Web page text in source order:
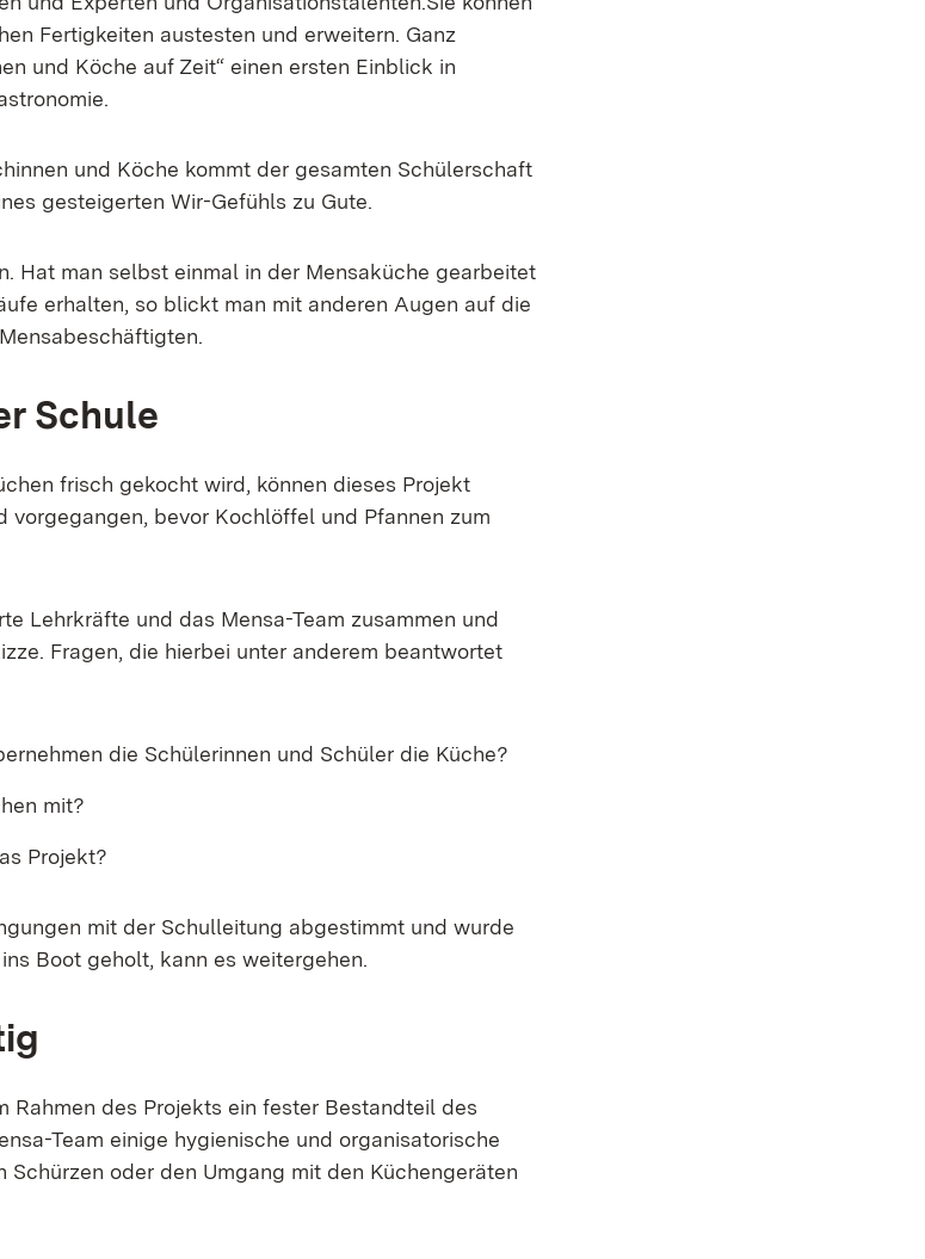
Fertigkeiten austesten und erweitern. Ganz
und Köche auf Zeit“ einen ersten Einblick in
und Köche kommt der gesamten Schülerschaft
gesteigerten Wir-Gefühls zu Gute.
Hat man selbst einmal in der Mensaküche gearbeitet
erhalten, so blickt man mit anderen Augen auf die
Schule
frisch gekocht wird, können dieses Projekt
vorgegangen, bevor Kochlöffel und Pfannen zum
Lehrkräfte und das Mensa-Team zusammen und
Fragen, die hierbei unter anderem beantwortet
die Schülerinnen und Schüler die Küche?
mit?
Projekt?
mit der Schulleitung abgestimmt und wurde
Boot geholt, kann es weitergehen.
Rahmen des Projekts ein fester Bestandteil des
Team einige hygienische und organisatorische
oder den Umgang mit den Küchengeräten